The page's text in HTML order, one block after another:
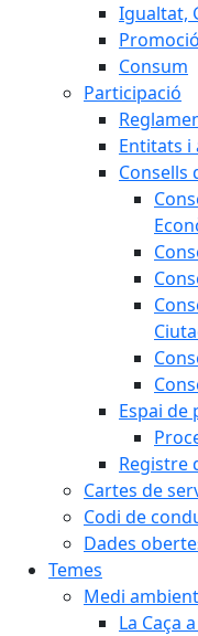
Igualtat,
Consum
Participació
Entitats i
Consells
Espai de
Registre
Cartes de
Codi de
Dades
Temes
Medi ambient
La Caça